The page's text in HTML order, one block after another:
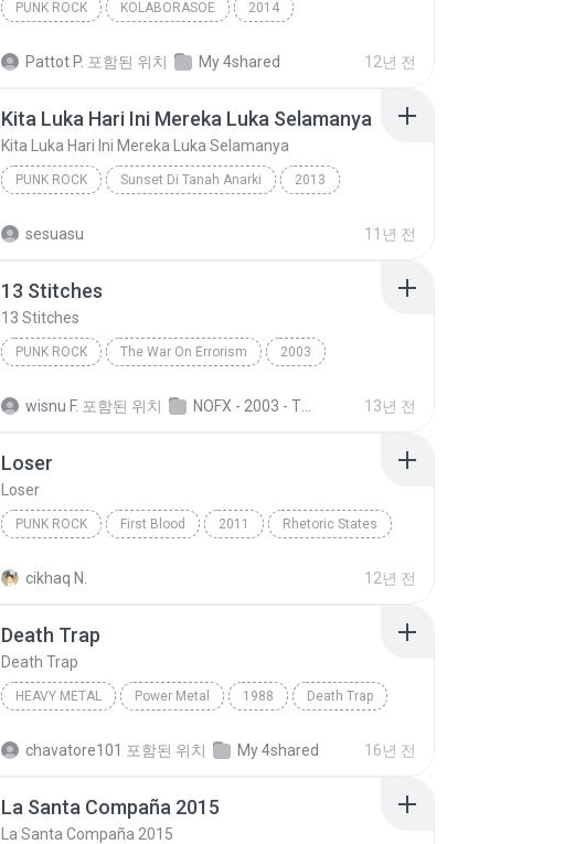
PUNK ROCK KOLABORASOE 2014
Pattot P. 포함된 위치 My 4shared 12년 전
Kita Luka Hari Ini Mereka Luka Selamanya
Kita Luka Hari Ini Mereka Luka Selamanya
PUNK ROCK Sunset Di Tanah Anarki 2013
sesuasu 11년 전
13 Stitches
13 Stitches
PUNK ROCK The War On Errorism 2003
wisnu F. 포함된 위치 13년 전
Loser
Loser
PUNK ROCK First Blood 2011 Rhetoric States
cikhaq N. 12년 전
Death Trap
Death Trap
HEAVY METAL Power Metal 1988 Death Trap
chavatore101 포함된 위치 My 4shared 16년 전
La Santa Compaña 2015
La Santa Compaña 2015